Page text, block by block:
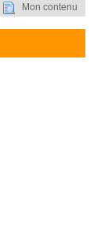
Mon contenu